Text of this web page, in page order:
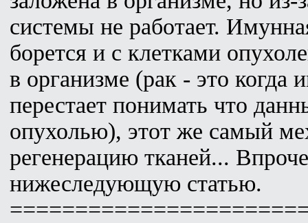
системы не работает.
борется и с клетками
в организме (рак - это когда
перестает понимать что
опухолью), этот же самый
регенерацию тканей...
нижеследующую статью.